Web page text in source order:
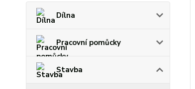
Dílna
Pracovní pomůcky
Stavba